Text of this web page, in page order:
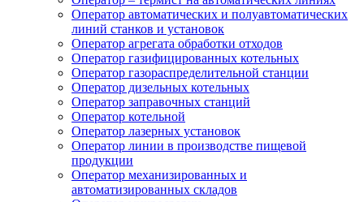
Оператор автоматических и полуавтоматических
линий станков и установок
Оператор агрегата обработки отходов
Оператор газифицированных котельных
Оператор газораспределительной станции
Оператор дизельных котельных
Оператор заправочных станций
Оператор котельной
Оператор лазерных установок
Оператор линии в производстве пищевой
продукции
Оператор механизированных и
автоматизированных складов